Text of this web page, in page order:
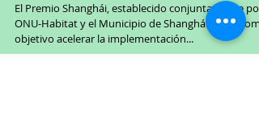
El Premio Shanghái, establecido conjuntamente por
ONU-Habitat y el Municipio de Shanghái, tiene como
objetivo acelerar la implementación...